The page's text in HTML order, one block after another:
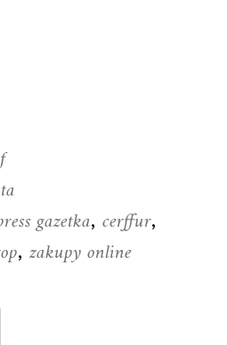
gazetka, cerffur,
, zakupy online